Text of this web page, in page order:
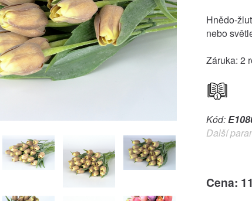
Hnědo-
nebo
Záruka: 2
Kód:
Další
Cena: